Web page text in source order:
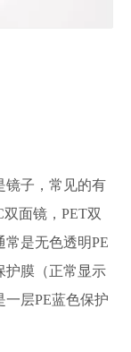
镜子，常见的有
面镜，PET双
是无色透明PE
护膜（正常显示
一层PE蓝色保护